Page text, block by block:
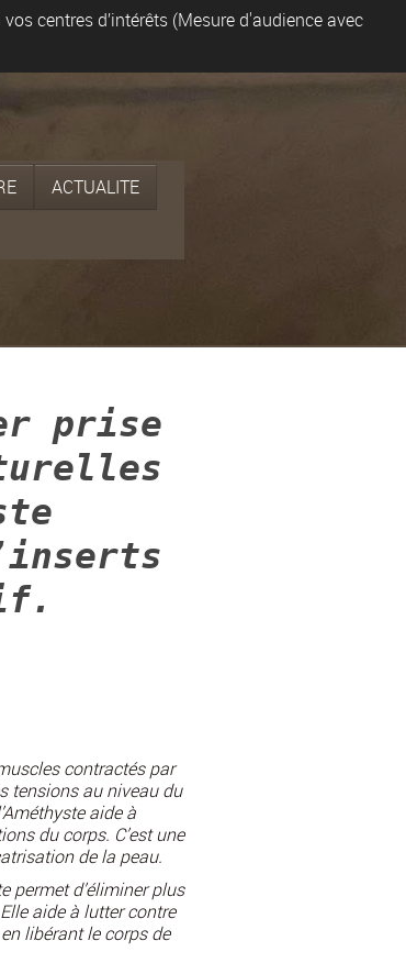
centres d’intérêts (Mesure d'audience avec
ACTUALITE
prise
contractés par
tensions au niveau du
aide à
du corps. C’est une
de la peau.
permet d’éliminer plus
aide à lutter contre
libérant le corps de